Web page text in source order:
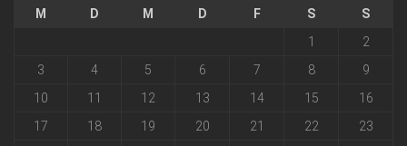
M D M D F S
S
1
2
3
4 5 6 7 8
9
10
11 12 13 14 15
16
17
18 19 20 21 22
23